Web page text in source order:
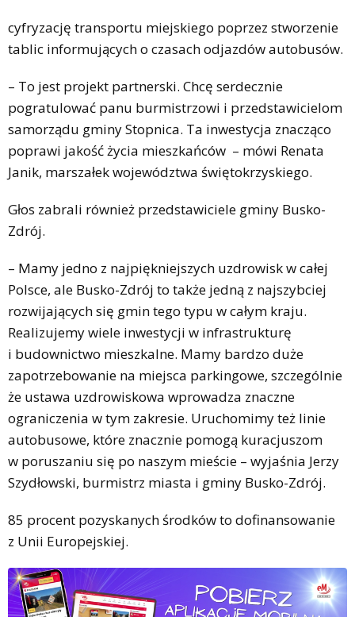
cyfryzację transportu miejskiego poprzez stworzenie
tablic informujących o czasach odjazdów autobusów.
– To jest projekt partnerski. Chcę serdecznie
pogratulować panu burmistrzowi i przedstawicielom
samorządu gminy Stopnica. Ta inwestycja znacząco
poprawi jakość życia mieszkańców – mówi Renata
Janik, marszałek województwa świętokrzyskiego.
Głos zabrali również przedstawiciele gminy Busko-
Zdrój.
– Mamy jedno z najpiękniejszych uzdrowisk w całej
Polsce, ale Busko-Zdrój to także jedną z najszybciej
rozwijających się gmin tego typu w całym kraju.
Realizujemy wiele inwestycji w infrastrukturę
i budownictwo mieszkalne. Mamy bardzo duże
zapotrzebowanie na miejsca parkingowe, szczególnie
że ustawa uzdrowiskowa wprowadza znaczne
ograniczenia w tym zakresie. Uruchomimy też linie
autobusowe, które znacznie pomogą kuracjuszom
w poruszaniu się po naszym mieście – wyjaśnia Jerzy
Szydłowski, burmistrz miasta i gminy Busko-Zdrój.
85 procent pozyskanych środków to dofinansowanie
z Unii Europejskiej.